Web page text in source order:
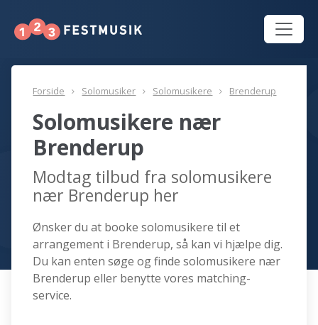
Forside Solomusiker Solomusikere Brenderup
Solomusikere nær
Brenderup
Modtag tilbud fra solomusikere
nær Brenderup her
Ønsker du at booke solomusikere til et
arrangement i Brenderup, så kan vi hjælpe dig.
Du kan enten søge og finde solomusikere nær
Brenderup eller benytte vores matching-
service.